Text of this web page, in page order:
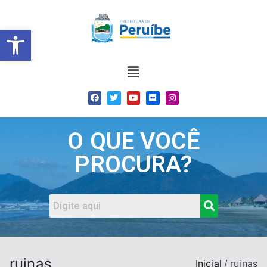
Barra de Ferramentas
O QUE VOCÊ
PROCURA?
ruinas Inicial ruinas